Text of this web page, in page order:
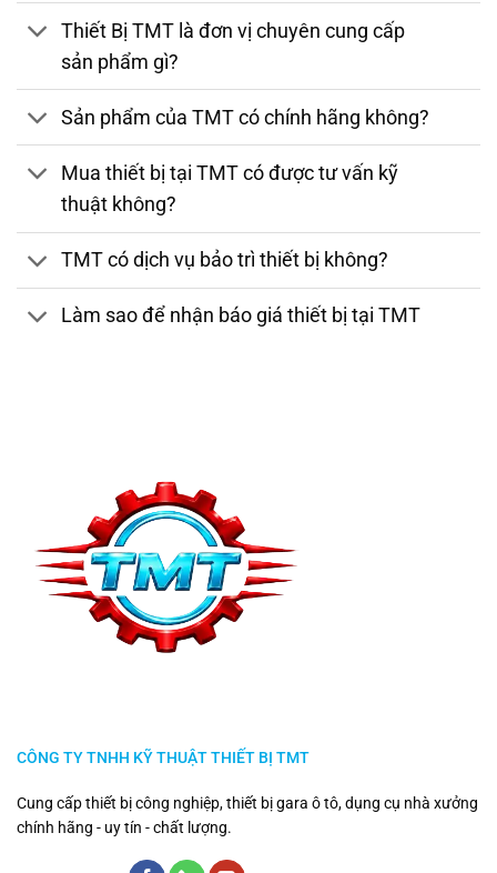
Thiết Bị TMT là đơn vị chuyên cung cấp
sản phẩm gì?
Sản phẩm của TMT có chính hãng không?
Mua thiết bị tại TMT có được tư vấn kỹ
thuật không?
TMT có dịch vụ bảo trì thiết bị không?
Làm sao để nhận báo giá thiết bị tại TMT
CÔNG TY TNHH KỸ THUẬT THIẾT BỊ TMT
Cung cấp thiết bị công nghiệp, thiết bị gara ô tô, dụng cụ nhà xưởng
chính hãng - uy tín - chất lượng.